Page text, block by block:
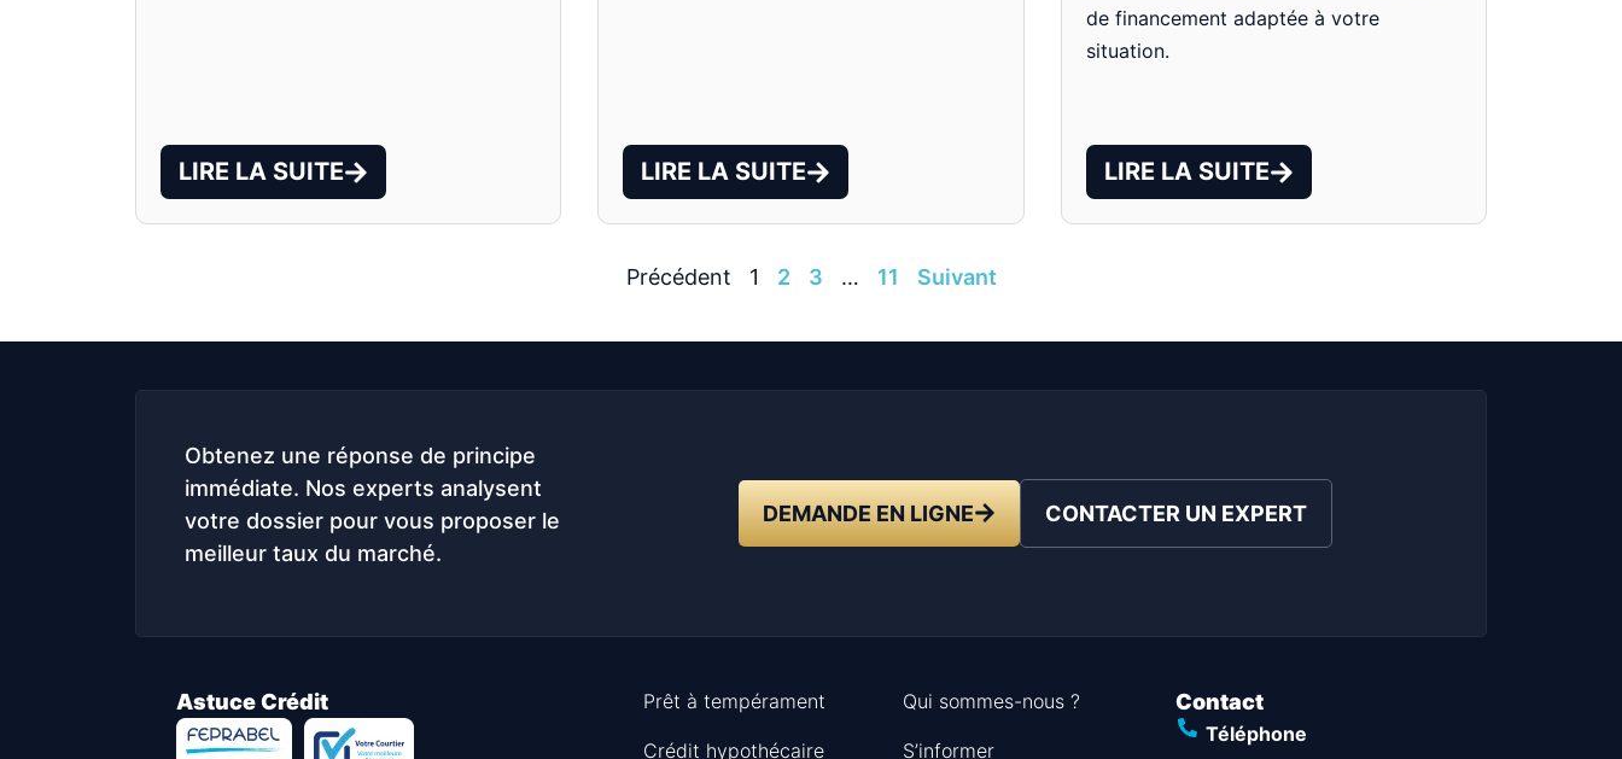
LIRE LA SUITE LIRE LA SUITE
de financement adaptée à votre
situation.
LIRE LA SUITE
Précédent 1 2 3 … 11 Suivant
Obtenez une réponse de principe
immédiate. Nos experts analysent
votre dossier pour vous proposer le
meilleur taux du marché.
DEMANDE EN LIGNE CONTACTER UN EXPERT
Astuce Crédit Prêt à tempérament
Crédit hypothécaire
Qui sommes-nous ?
S’informer
Contact
Téléphone